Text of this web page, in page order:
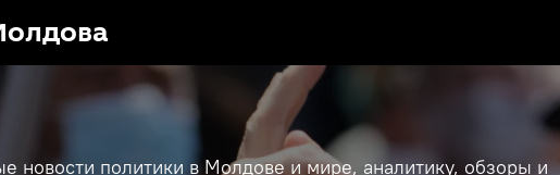
новости политики в Молдове и мире, аналитику, обзоры и